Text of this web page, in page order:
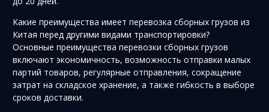
Какие преимущества имеет перевозка сборных грузов из
Китая перед другими видами транспортировки?
Основные преимущества перевозки сборных грузов
включают экономичность, возможность отправки малых
партий товаров, регулярные отправления, сокращение
затрат на складское хранение, а также гибкость в выборе
сроков доставки.